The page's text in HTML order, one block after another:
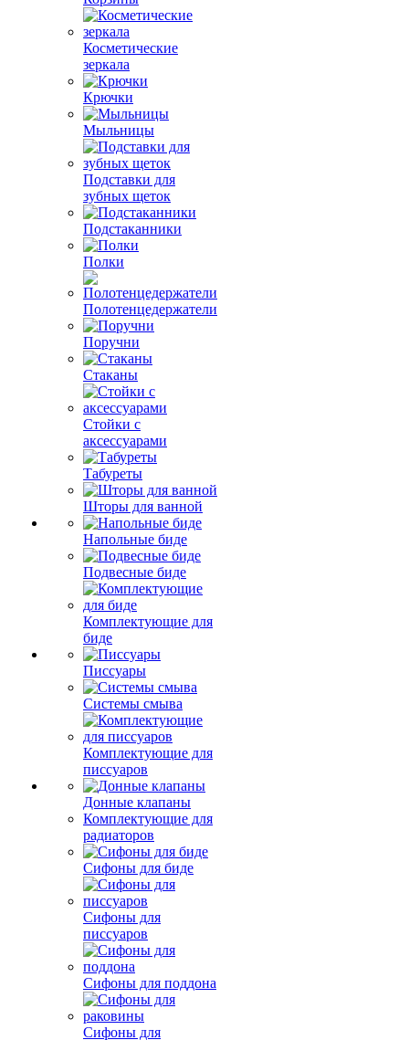
Косметические
зеркала
Крючки
Мыльницы
Подставки для
зубных щеток
Подстаканники
Полки
Полотенцедержатели
Поручни
Стаканы
Стойки с
аксессуарами
Табуреты
Шторы для ванной
Напольные биде
Подвесные биде
Комплектующие для
биде
Писсуары
Системы смыва
Комплектующие для
писсуаров
Донные клапаны
Комплектующие для
радиаторов
Сифоны для биде
Сифоны для
писсуаров
Сифоны для поддона
Сифоны для